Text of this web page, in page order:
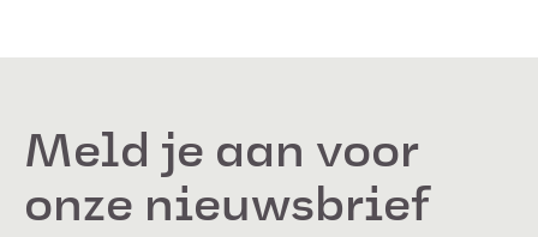
Meld je aan voor
onze nieuwsbrief